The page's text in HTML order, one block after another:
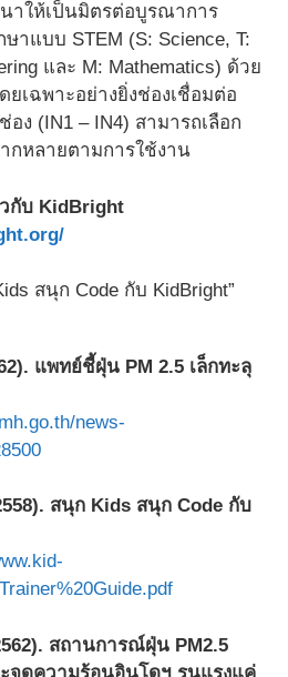
าให้เป็นมิตรต่อบูรณาการ
าแบบ STEM (S: Science, T:
และ M: Mathematics) ด้วย
เฉพาะอย่างยิ่งช่องเชื่อมต่อ
ง (IN1 – IN4) สามารถเลือก
กหลายตามการใช้งาน
วกับ KidBright
สนุก Code กับ KidBright”
แพทย์ชี้ฝุ่น PM 2.5 เล็กทะลุ
news-
สนุก Kids สนุก Code กับ
สถานการณ์ฝุ่น PM2.5
จุดความร้อนอินโดฯ รุนแรงแค่